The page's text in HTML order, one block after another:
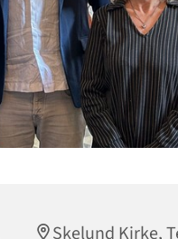
Skelund Kirke,